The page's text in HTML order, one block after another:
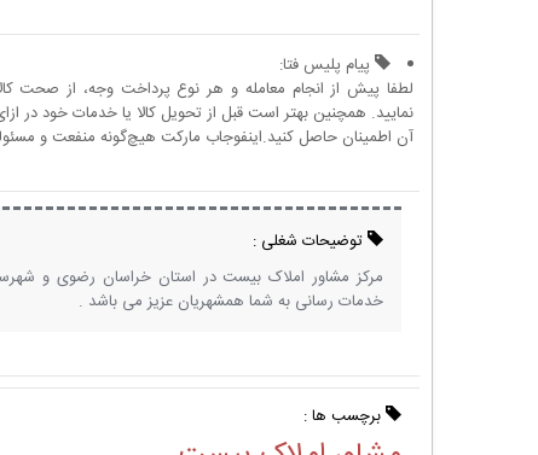
پیام پلیس فتا:
لطفا پیش از انجام معامله و هر نوع پرداخت وجه، از صحت
نمایید. همچنین بهتر است قبل از تحویل کالا یا خدمات خود در
آن اطمینان حاصل کنید.اینفوجاب مارکت هیچ‌گونه منفعت و
توضیحات شغلی :
مرکز مشاور املاک بیست در استان خراسان رضوی و
خدمات رسانی به شما همشهریان عزیز می باشد .
برچسب ها :